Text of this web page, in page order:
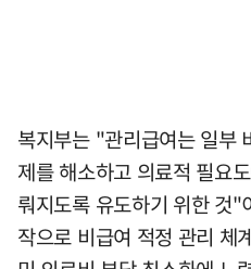
복지부는 "관리급여는 일부
제를 해소하고 의료적 필요
뤄지도록 유도하기 위한 것
작으로 비급여 적정 관리 체